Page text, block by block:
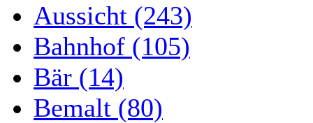
Aussicht (243)
Bahnhof (105)
Bär (14)
Bemalt (80)